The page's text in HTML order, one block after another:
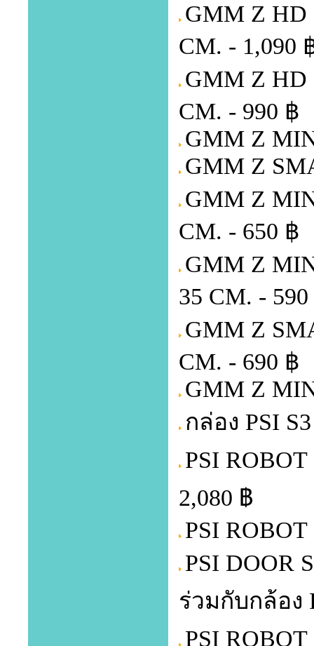
GMM Z HD
CM. - 1,090
GMM Z HD
CM. - 990 ฿
GMM Z
GMM Z
GMM Z
CM. - 650 ฿
GMM Z
35 CM. -
GMM Z
CM. - 690 ฿
GMM Z
กล่อง PSI
PSI
2,080 ฿
PSI
PSI DOOR
ร่วมกับกล้อง
PSI